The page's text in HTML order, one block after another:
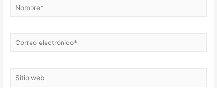
Nombre*
Correo
Sitio